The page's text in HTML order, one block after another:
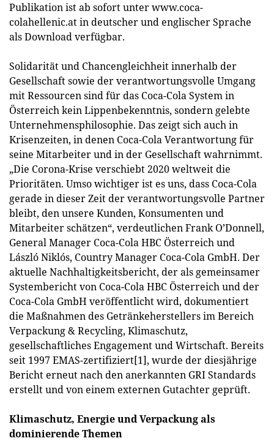
Publikation ist ab sofort unter www.coca-
colahellenic.at in deutscher und englischer Sprache
als Download verfügbar.
Solidarität und Chancengleichheit innerhalb der
Gesellschaft sowie der verantwortungsvolle Umgang
mit Ressourcen sind für das Coca-Cola System in
Österreich kein Lippenbekenntnis, sondern gelebte
Unternehmensphilosophie. Das zeigt sich auch in
Krisenzeiten, in denen Coca-Cola Verantwortung für
seine Mitarbeiter und in der Gesellschaft wahrnimmt.
„Die Corona-Krise verschiebt 2020 weltweit die
Prioritäten. Umso wichtiger ist es uns, dass Coca-Cola
gerade in dieser Zeit der verantwortungsvolle Partner
bleibt, den unsere Kunden, Konsumenten und
Mitarbeiter schätzen“, verdeutlichen Frank O’Donnell,
General Manager Coca-Cola HBC Österreich und
László Niklós, Country Manager Coca-Cola GmbH. Der
aktuelle Nachhaltigkeitsbericht, der als gemeinsamer
Systembericht von Coca-Cola HBC Österreich und der
Coca-Cola GmbH veröffentlicht wird, dokumentiert
die Maßnahmen des Getränkeherstellers im Bereich
Verpackung & Recycling, Klimaschutz,
gesellschaftliches Engagement und Wirtschaft. Bereits
seit 1997 EMAS-zertifiziert[1], wurde der diesjährige
Bericht erneut nach den anerkannten GRI Standards
erstellt und von einem externen Gutachter geprüft.
Klimaschutz, Energie und Verpackung als
dominierende Themen